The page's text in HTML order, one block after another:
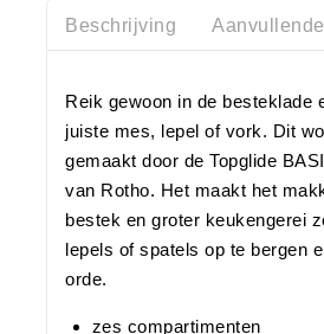
Beschrijving
Reik gewoon in de besteklade
juiste mes, lepel of vork. Dit
gemaakt door de Topglide
van Rotho. Het maakt het
bestek en groter keukengerei
lepels of spatels op te bergen
orde.
zes compartimenten